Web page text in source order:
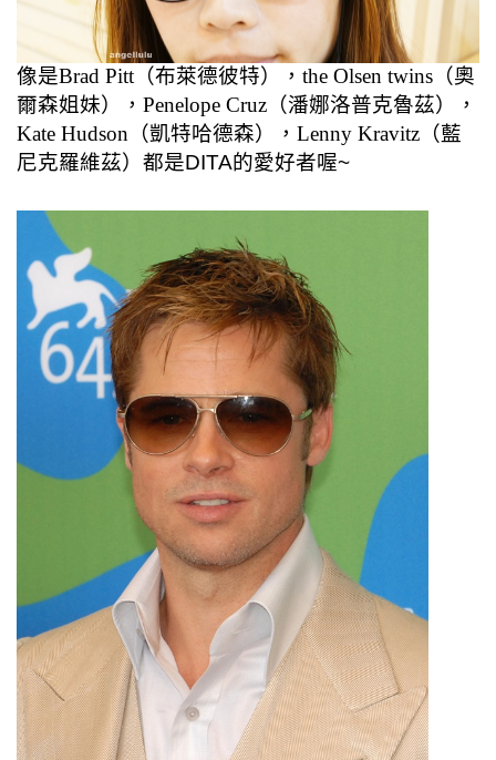
像是Brad Pitt（布萊德彼特），the Olsen twins（奧
爾森姐妹），Penelope Cruz（潘娜洛普克魯茲），
Kate Hudson（凱特哈德森），Lenny Kravitz（藍
尼克羅維茲）都是DITA的愛好者喔~